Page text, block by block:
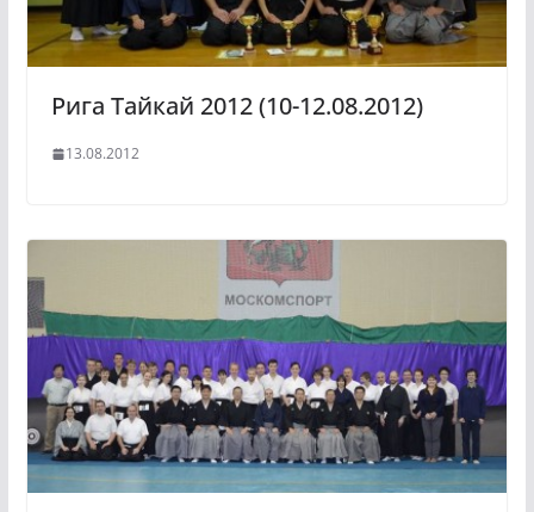
Рига Тайкай 2012 (10-12.08.2012)
13.08.2012